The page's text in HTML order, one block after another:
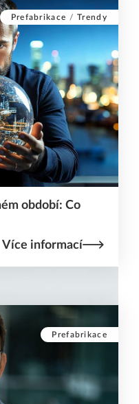
Prefabrikace /Trendy
období: Co
Více informací
Prefabrikace